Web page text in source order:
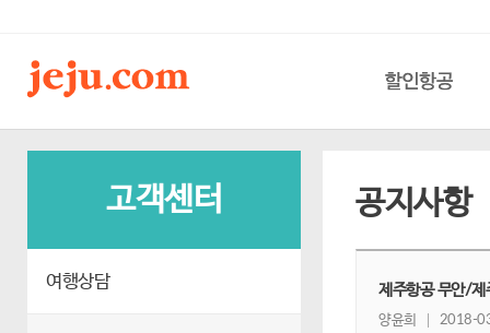
할인항공
고객센터
여행상담
공지사항
제주항공 무안/제
양윤희 2018-